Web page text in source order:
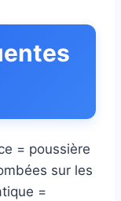
= poussière
sur les
=